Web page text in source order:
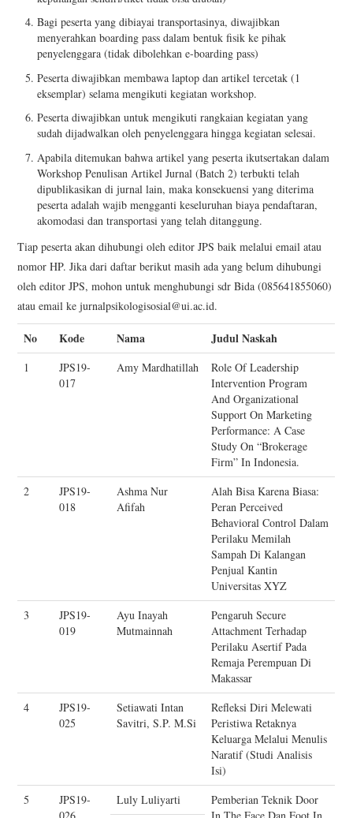
Bagi peserta yang dibiayai transportasinya, diwajibkan
menyerahkan boarding pass dalam bentuk fisik ke pihak
penyelenggara (tidak dibolehkan e-boarding pass)
Peserta diwajibkan membawa laptop dan artikel tercetak (1
eksemplar) selama mengikuti kegiatan workshop.
Peserta diwajibkan untuk mengikuti rangkaian kegiatan yang
sudah dijadwalkan oleh penyelenggara hingga kegiatan selesai.
Apabila ditemukan bahwa artikel yang peserta ikutsertakan dalam
Workshop Penulisan Artikel Jurnal (Batch 2) terbukti telah
dipublikasikan di jurnal lain, maka konsekuensi yang diterima
peserta adalah wajib mengganti keseluruhan biaya pendaftaran,
akomodasi dan transportasi yang telah ditanggung.
Tiap peserta akan dihubungi oleh editor JPS baik melalui email atau
nomor HP. Jika dari daftar berikut masih ada yang belum dihubungi
oleh editor JPS, mohon untuk menghubungi sdr Bida (085641855060)
atau email ke jurnalpsikologisosial@ui.ac.id.
No Kode Nama Judul Naskah
1
JPS19-
017
Amy Mardhatillah
Role Of Leadership
Intervention Program
And Organizational
Support On Marketing
Performance: A Case
Study On “Brokerage
Firm” In Indonesia.
2
JPS19-
018
Ashma Nur
Afifah
Alah Bisa Karena Biasa:
Peran Perceived
Behavioral Control Dalam
Perilaku Memilah
Sampah Di Kalangan
Penjual Kantin
Universitas XYZ
3
JPS19-
019
Ayu Inayah
Mutmainnah
Pengaruh Secure
Attachment Terhadap
Perilaku Asertif Pada
Remaja Perempuan Di
Makassar
4
JPS19-
025
Setiawati Intan
Savitri, S.P. M.Si
Refleksi Diri Melewati
Peristiwa Retaknya
Keluarga Melalui Menulis
Naratif (Studi Analisis
Isi)
5
JPS19-
Luly Luliyarti
Pemberian Teknik Door